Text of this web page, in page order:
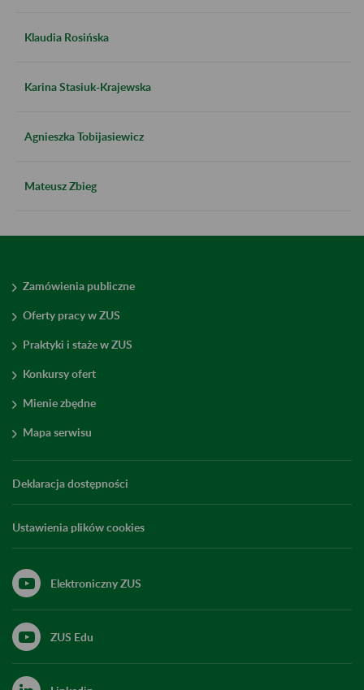
Klaudia Rosińska
Karina Stasiuk-Krajewska
Agnieszka Tobijasiewicz
Mateusz Zbieg
Zamówienia publiczne
Oferty pracy w ZUS
Praktyki i staże w ZUS
Konkursy ofert
Mienie zbędne
Mapa serwisu
Deklaracja dostępności
Ustawienia plików cookies
Elektroniczny ZUS
ZUS Edu